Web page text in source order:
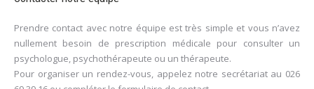
Prendre contact avec notre équipe est très simple et vous n’avez
nullement besoin de prescription médicale pour consulter un
psychologue, psychothérapeute ou un thérapeute.
Pour organiser un rendez-vous, appelez notre secrétariat au 026